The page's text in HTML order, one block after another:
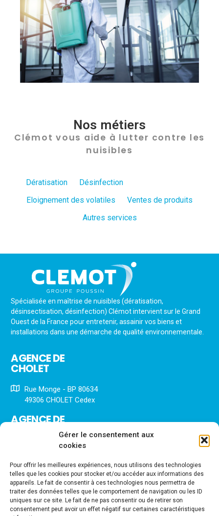
Gérer le consentement aux
cookies
Pour offrir les meilleures expériences, nous utilisons des technologies
telles que les cookies pour stocker et/ou accéder aux informations des
appareils. Le fait de consentir à ces technologies nous permettra de
traiter des données telles que le comportement de navigation ou les ID
uniques sur ce site. Le fait de ne pas consentir ou de retirer son
consentement peut avoir un effet négatif sur certaines caractéristiques
Nos métiers
Clémot vous aide à lutter contre les
nuisibles
Dératisation Désinfection
Eloignement des volatiles
Ventes de produits
Autres services
Spécialisée en maîtrise de nuisibles (dératisation,
désinsectisation, désinfection) Clémot intervient sur le Grand
Ouest de la France pour entretenir, assainir vos biens et
installations dans une démarche de qualité environnementale.
AGENCE DE
CHOLET
Rue Monge - BP 80634
49306 CHOLET Cedex
AGENCE DE
FONTENAY LE COMTE
56 Rue François Roy
85200 FONTENAY LE COMTE
AGENCE
D'ANGERS
1 impasse antoine Bajac